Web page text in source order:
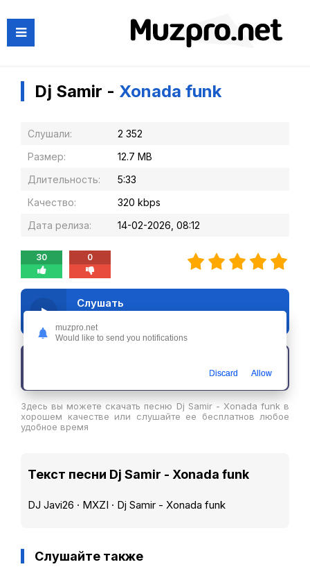
Dj Samir - Xonada funk
Слушали:
2 352
Размер:
12.7 MB
Длительность:
5:33
Качество:
320 kbps
Дата релиза:
14-02-2026, 08:12
30 0
Слушать
Здесь вы можете скачать песню Dj Samir - Xonada funk в
хорошем качестве или слушайте ее бесплатнов любое
удобное время
Текст песни Dj Samir - Xonada funk
DJ Javi26 · MXZI · Dj Samir - Xonada funk
Слушайте также
muzpro.net
Would like to send you notifications
Discard Allow